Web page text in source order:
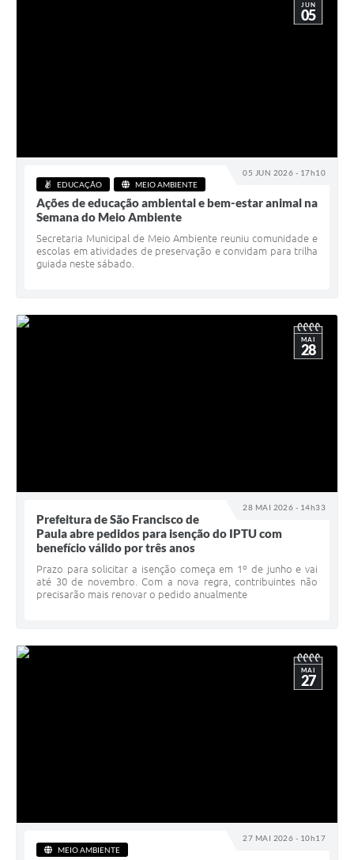
05 JUN 2026 - 17h10
JUN
05
EDUCAÇÃO MEIO AMBIENTE
Ações de educação ambiental e bem-estar animal na
Semana do Meio Ambiente
Secretaria Municipal de Meio Ambiente reuniu comunidade e
escolas em atividades de preservação e convidam para trilha
guiada neste sábado.
28 MAI 2026 - 14h33
MAI
28
Prefeitura de São Francisco de
Paula abre pedidos para isenção do IPTU com
benefício válido por três anos
Prazo para solicitar a isenção começa em 1º de junho e vai
até 30 de novembro. Com a nova regra, contribuintes não
precisarão mais renovar o pedido anualmente
27 MAI 2026 - 10h17
MAI
27
MEIO AMBIENTE